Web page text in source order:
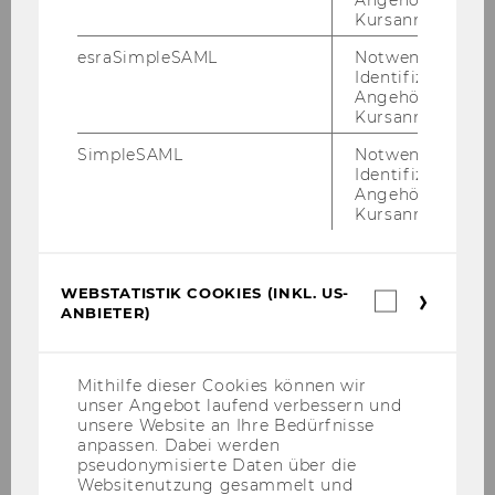
Kon­takt
Kursanmeldung.
esraSimpleSAML
Notwendig zur
Identifizierung
Angehörige/r für
Kursanmeldung.
SimpleSAML
Notwendig zur
Identifizierung
Angehörige/r für
Kursanmeldung.
WEBSTATISTIK COOKIES (INKL. US-
ANBIETER)
Mithilfe dieser Cookies können wir
unser Angebot laufend verbessern und
unsere Website an Ihre Bedürfnisse
anpassen. Dabei werden
pseudonymisierte Daten über die
Websitenutzung gesammelt und